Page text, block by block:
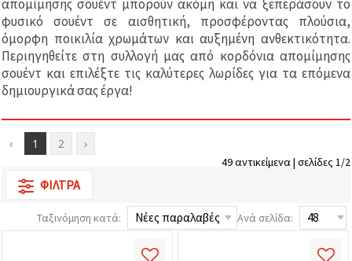
τη
συγκατάθεσή
σας, να
αναλύουμε
την
επισκεψιμότητα
και να
προβάλλουμε
περιεχόμενο
διαφημίσεις,
τη βοήθεια
των
απομίμησης σουέντ μπορούν ακόμη και να ξεπεράσουν το
φυσικό σουέντ σε αισθητική, προσφέροντας πλούσια,
όμορφη ποικιλία χρωμάτων και αυξημένη ανθεκτικότητα.
Περιηγηθείτε στη συλλογή μας από κορδόνια απομίμησης
σουέντ και επιλέξτε τις καλύτερες λωρίδες για τα επόμενα
δημιουργικά σας έργα!
‹ 1 2 ›
49 αντικείμενα | σελίδες 1/2
ΦΊΛΤΡΑ
Ταξινόμηση κατά: Ανά σελίδα: